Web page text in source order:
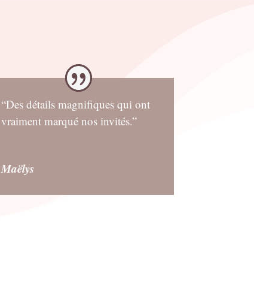
“Des détails magnifiques qui ont
vraiment marqué nos invités.”
Maëlys